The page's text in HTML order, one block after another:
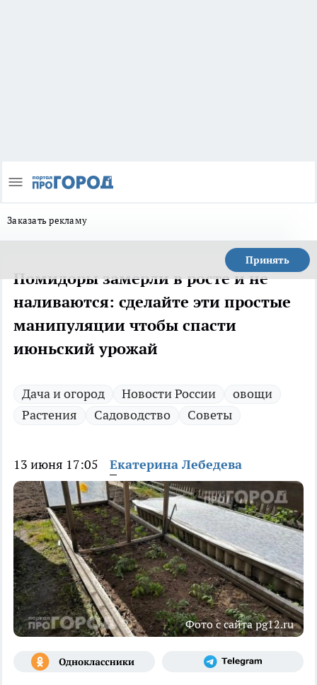
Заказать рекламу
Принять
Помидоры замерли в росте и не
наливаются: сделайте эти простые
манипуляции чтобы спасти
июньский урожай
Дача и огород Новости России
овощи
Растения
Садоводство Советы
13 июня 17:05 Екатерина Лебедева
Фото с сайта pg12.ru